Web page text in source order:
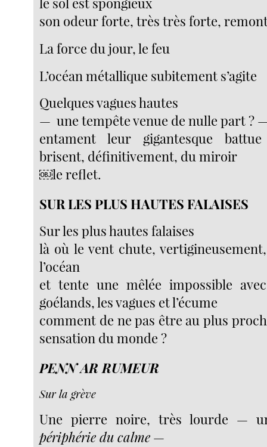
son odeur forte, très très forte,
La force du jour, le feu
L’océan métallique subitement s’agite
Quelques vagues hautes
— une tempête venue de nulle part ?
entament leur gigantesque
brisent, définitivement, du miroir
￼le reflet.
SUR LES PLUS HAUTES FALAISES
Sur les plus hautes falaises
là où le vent chute,
l’océan
et tente une mêlée impossible
goélands, les vagues et l’écume
comment de ne pas être au plus
sensation du monde ?
PENN AR RUMEUR
Sur la grève
Une pierre noire, très lourde —
périphérie du calme —